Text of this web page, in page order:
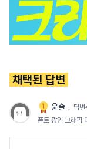
채택된 답변
윤슬 ﹒ 답
폰트 광인 그래픽